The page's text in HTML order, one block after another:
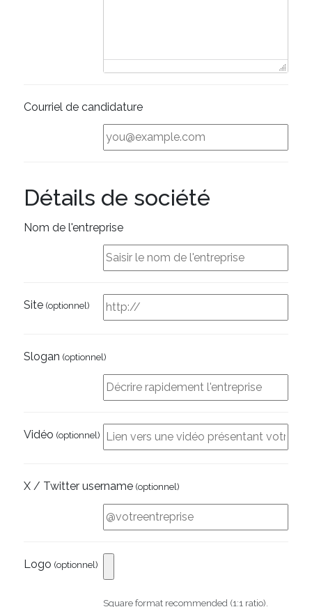
Courriel de candidature
Détails de société
Nom de l'entreprise
Site (optionnel)
Slogan (optionnel)
Vidéo (optionnel)
X / Twitter username (optionnel)
Logo (optionnel)
Square format recommended (1:1 ratio).